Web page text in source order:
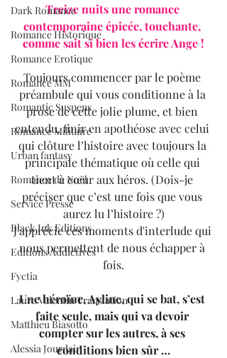
Dark Romance
Romance Historique
Romance Erotique
Romance MM
Romantic Suspens
Romance Militaire
Urban fantasy
Romance de Noël
Service Presse
Black Ink Editions
Editions Addictives
Fyctia
Laure Valentin Translation
Matthieu Biasotto
Alessia Jourdain
Treize nuits une romance
contemporaine épicée, touchante,
comme sait si bien les écrire Ange !
Toujours commencer par le poème
préambule qui vous conditionne à la
prose de cette jolie plume, et bien
entendu, finir en apothéose avec celui
qui clôture l’histoire avec toujours la
principale thématique où celle qui
tient à cœur aux héros. (Dois-je
préciser que c’est une fois que vous
aurez lu l’histoire ?)
J'apprécie ces moments d'interlude qui
nous permettent de nous échapper à
fois.
Une héroïne, Ayline, qui se bat, s’est
faite seule, mais qui va devoir
compter sur les autres, à ses
conditions bien sûr …